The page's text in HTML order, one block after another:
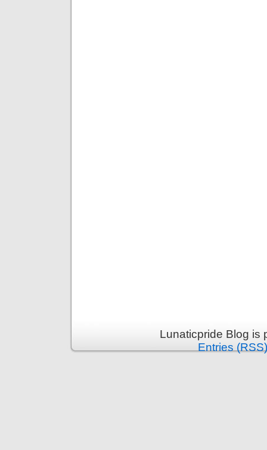
Lunaticpride Blog is
Entries (RSS)